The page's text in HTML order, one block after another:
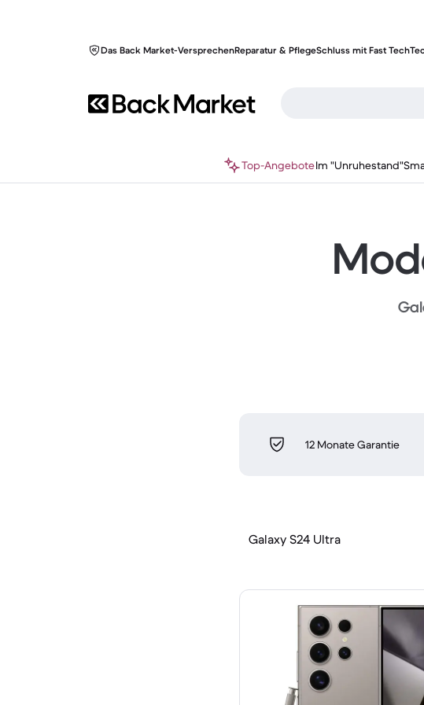
Das Back Market-VersprechenReparatur & PflegeSchluss mit Fast Tech
Top-AngeboteIm "Unruhestand"
12 Monate Garantie
Galaxy S24 Ultra